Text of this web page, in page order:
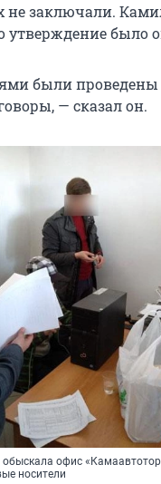
не заключали.
утверждение было
были
— сказал он.
обыскала офис
носители